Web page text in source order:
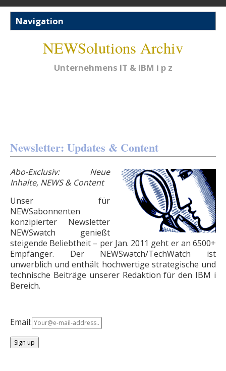
NEWSolutions Archiv
Unternehmens IT & IBM i p z
Newsletter: Updates & Content
Abo-Exclusiv: Neue
Inhalte, NEWS & Content
Unser für
NEWSabonnenten
konzipierter Newsletter
NEWSwatch genießt
steigende Beliebtheit – per Jan. 2011 geht er an 6500+
Empfänger. Der NEWSwatch/TechWatch ist
unwerblich und enthält hochwertige strategische und
technische Beiträge unserer Redaktion für den IBM i
Bereich.
Email: